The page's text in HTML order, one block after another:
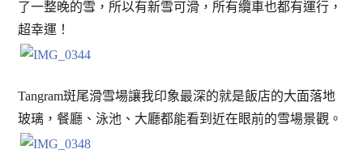
了一整晚的雪，所以有新雪可滑，所有纜車也都有運行，
超幸運！
Tangram斑尾滑雪場讓我印象最深的就是飯店的大面落地
玻璃，餐廳、泳池、大廳都能看到近在眼前的雪場景觀。